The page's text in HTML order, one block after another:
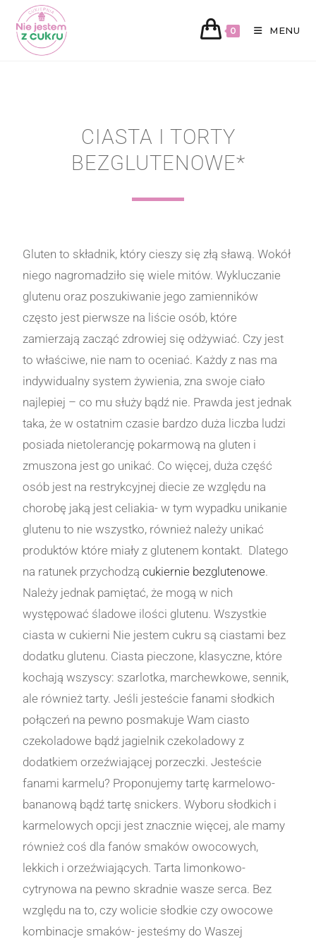
0 MENU
CIASTA I TORTY
BEZGLUTENOWE*
Gluten to składnik, który cieszy się złą sławą. Wokół
niego nagromadziło się wiele mitów. Wykluczanie
glutenu oraz poszukiwanie jego zamienników
często jest pierwsze na liście osób, które
zamierzają zacząć zdrowiej się odżywiać. Czy jest
to właściwe, nie nam to oceniać. Każdy z nas ma
indywidualny system żywienia, zna swoje ciało
najlepiej – co mu służy bądź nie. Prawda jest jednak
taka, że w ostatnim czasie bardzo duża liczba ludzi
posiada nietolerancję pokarmową na gluten i
zmuszona jest go unikać. Co więcej, duża część
osób jest na restrykcyjnej diecie ze względu na
chorobę jaką jest celiakia- w tym wypadku unikanie
glutenu to nie wszystko, również należy unikać
produktów które miały z glutenem kontakt. Dlatego
na ratunek przychodzą cukiernie bezglutenowe.
Należy jednak pamiętać, że mogą w nich
występować śladowe ilości glutenu. Wszystkie
ciasta w cukierni Nie jestem cukru są ciastami bez
dodatku glutenu. Ciasta pieczone, klasyczne, które
kochają wszyscy: szarlotka, marchewkowe, sennik,
ale również tarty. Jeśli jesteście fanami słodkich
połączeń na pewno posmakuje Wam ciasto
czekoladowe bądź jagielnik czekoladowy z
dodatkiem orzeźwiającej porzeczki. Jesteście
fanami karmelu? Proponujemy tartę karmelowo-
bananową bądź tartę snickers. Wyboru słodkich i
karmelowych opcji jest znacznie więcej, ale mamy
również coś dla fanów smaków owocowych,
lekkich i orzeźwiających. Tarta limonkowo-
cytrynowa na pewno skradnie wasze serca. Bez
względu na to, czy wolicie słodkie czy owocowe
kombinacje smaków- jesteśmy do Waszej